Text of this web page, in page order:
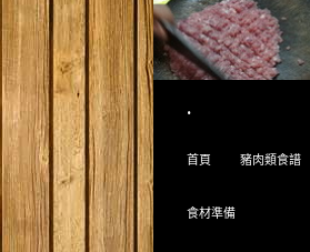
.
首頁
豬肉類食譜
食材準備